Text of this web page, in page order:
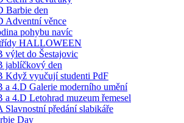
Barbie den
Adventní věnce
pohybu navíc
HALLOWEEN
výlet do Šestajovic
jablíčkový den
Když vyučují studenti PdF
a 4.D Galerie moderního umění
a 4.D Letohrad muzeum řemesel
Slavnostní předání slabikáře
Day